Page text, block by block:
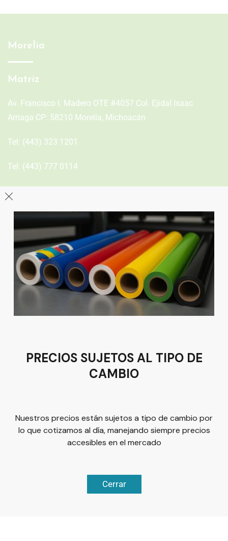
Morelia
Matriz
Av. Francisco I. Madero OTE #4057 Col. Ejidal Isaac
Arriaga CP: 58210 Morelia, Michoacán
Tel: (443) 323 1201
Tel: (443) 777 0114
León
Sucursal
Av del Astillero 129 Centro bodeguero Las Trojes León,
Guanajuato
Tel:(477) 776 8994
Términos y condiciones
Derechos Reservados. | Desarrollado
porLuis Olivárez
PRECIOS SUJETOS AL TIPO DE
CAMBIO
Nuestros precios están sujetos a tipo de cambio por
lo que cotizamos al día, manejando siempre precios
accesibles en el mercado
Cerrar